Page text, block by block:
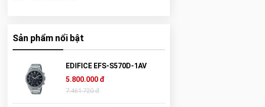
Sản phẩm nổi bật
EDIFICE EFS-S570D-1AV
5.800.000 đ
7.461.720 đ